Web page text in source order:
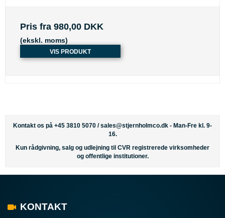
Pris fra 980,00 DKK
(ekskl. moms)
VIS PRODUKT
Kontakt os på +45 3810 5070 /sales@stjernholmco.dk - Man-Fre kl. 9-
16.
Kun rådgivning, salg og udlejning til CVR registrerede virksomheder
og offentlige institutioner.
KONTAKT